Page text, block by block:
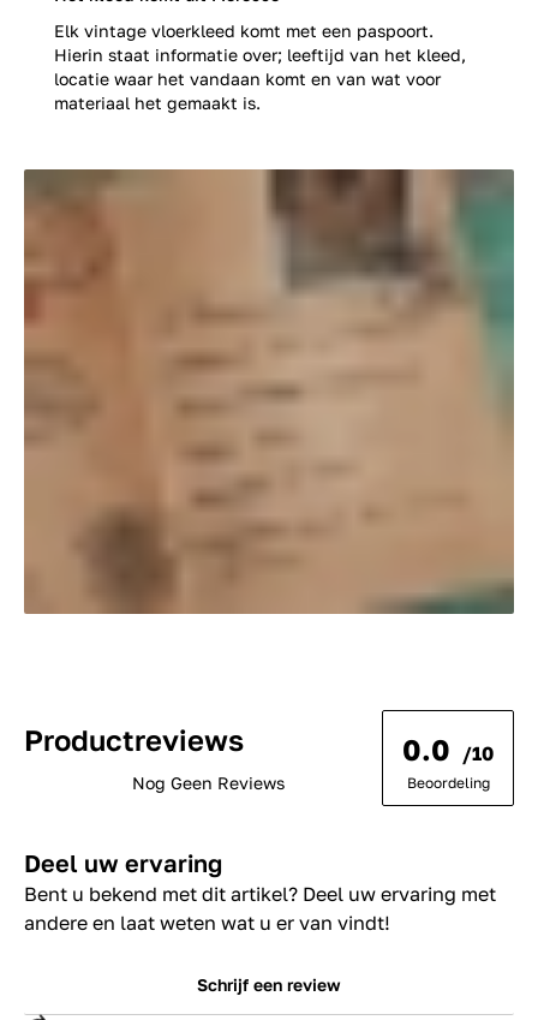
Elk vintage vloerkleed komt met een paspoort.
Hierin staat informatie over; leeftijd van het kleed,
locatie waar het vandaan komt en van wat voor
materiaal het gemaakt is.
Productreviews
Nog Geen Reviews
0.0 /10
Beoordeling
Deel uw ervaring
Bent u bekend met dit artikel? Deel uw ervaring met
andere en laat weten wat u er van vindt!
Schrijf een review